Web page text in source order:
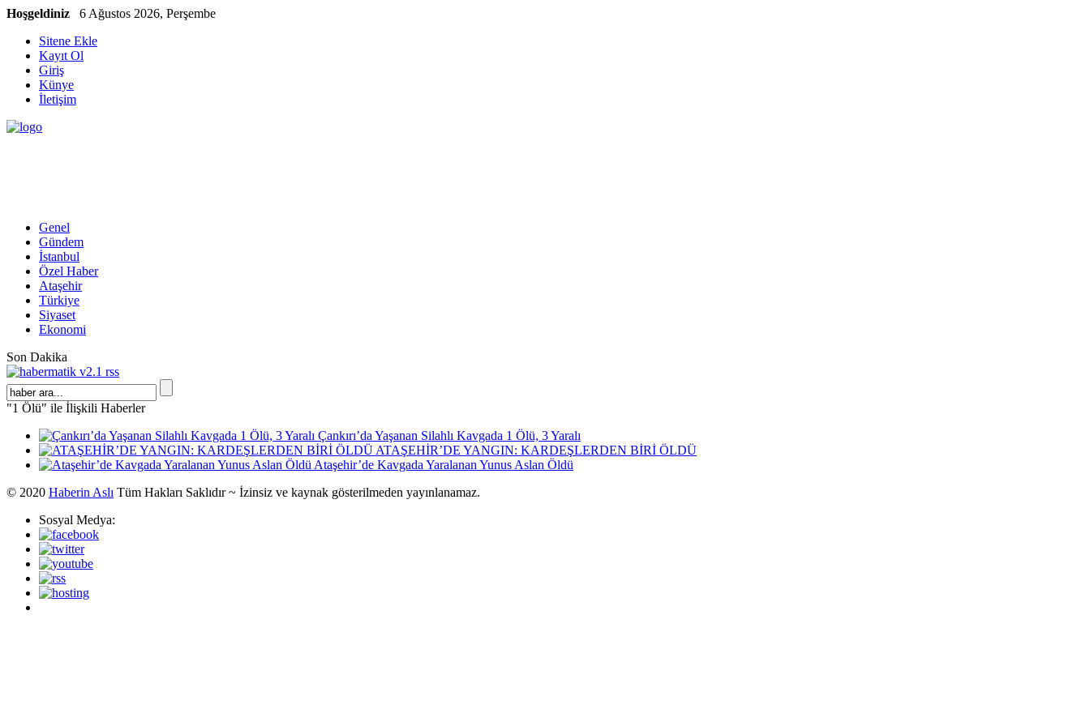
Hoşgeldiniz
6 Ağustos 2026, Perşembe
Sitene Ekle
Kayıt Ol
Giriş
Künye
İletişim
Genel
Gündem
İstanbul
Özel Haber
Ataşehir
Türkiye
Siyaset
Ekonomi
Son Dakika
"1 Ölü" ile İlişkili Haberler
Çankırı’da Yaşanan Silahlı Kavgada 1 Ölü, 3 Yaralı
ATAŞEHİR’DE YANGIN: KARDEŞLERDEN BİRİ ÖLDÜ
Ataşehir’de Kavgada Yaralanan Yunus Aslan Öldü
© 2020 Haberin Aslı Tüm Hakları Saklıdır ~ İzinsiz ve kaynak gösterilmeden yayınlanamaz.
Sosyal Medya: